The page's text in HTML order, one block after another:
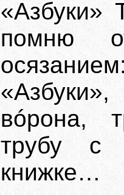
«Азбуки»
помню
вóрона,
трубу с
книжке…